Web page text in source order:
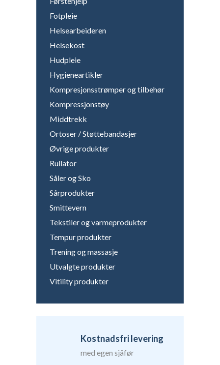
Fotpleie
Helsearbeideren
Helsekost
Hudpleie
Hygieneartikler
Kompresjonsstrømper og tilbehør
Kompressjonstøy
Middtrekk
Ortoser / Støttebandasjer
Øvrige produkter
Rullator
Såler og Sko
Sårprodukter
Smittevern
Tekstiler og varmeprodukter
Tempur produkter
Trening og massasje
Utvalgte produkter
Vitility produkter
Kostnadsfri levering
med egen sjåfør